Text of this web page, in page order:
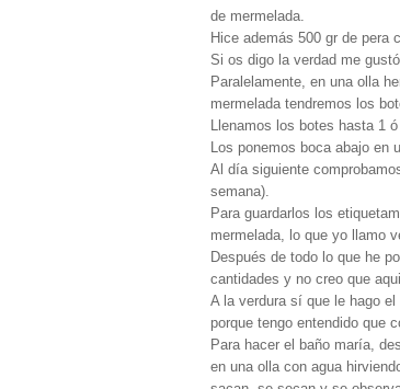
de mermelada.
Hice además 500 gr de pera
Si os digo la verdad me
Paralelamente, en una olla
mermelada tendremos los
Llenamos los botes hasta 1
Los ponemos boca abajo en
Al día siguiente
semana).
Para guardarlos los
mermelada, lo que yo llamo
Después de todo lo que he
cantidades y no creo que
A la verdura sí que le hago
porque tengo entendido que
Para hacer el baño maría,
en una olla con agua